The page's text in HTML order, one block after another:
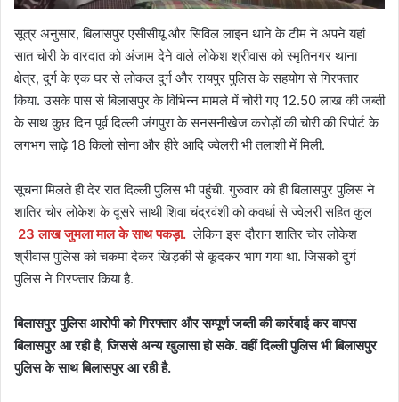
सूत्र अनुसार, बिलासपुर एसीसीयू और सिविल लाइन थाने के टीम ने अपने यहां
सात चोरी के वारदात को अंजाम देने वाले लोकेश श्रीवास को स्मृतिनगर थाना
क्षेत्र, दुर्ग के एक घर से लोकल दुर्ग और रायपुर पुलिस के सहयोग से गिरफ्तार
किया. उसके पास से बिलासपुर के विभिन्न मामले में चोरी गए 12.50 लाख की जब्ती
के साथ कुछ दिन पूर्व दिल्ली जंगपुरा के सनसनीखेज करोड़ों की चोरी की रिपोर्ट के
लगभग साढ़े 18 किलो सोना और हीरे आदि ज्वेलरी भी तलाशी में मिली.
सूचना मिलते ही देर रात दिल्ली पुलिस भी पहुंची. गुरुवार को ही बिलासपुर पुलिस ने
शातिर चोर लोकेश के दूसरे साथी शिवा चंद्रवंशी को कवर्धा से ज्वेलरी सहित कुल
23 लाख जुमला माल के साथ पकड़ा. लेकिन इस दौरान शातिर चोर लोकेश
श्रीवास पुलिस को चकमा देकर खिड़की से कूदकर भाग गया था. जिसको दुर्ग
पुलिस ने गिरफ्तार किया है.
बिलासपुर पुलिस आरोपी को गिरफ्तार और सम्पूर्ण जब्ती की कार्रवाई कर वापस
बिलासपुर आ रही है, जिससे अन्य खुलासा हो सके. वहीं दिल्ली पुलिस भी बिलासपुर
पुलिस के साथ बिलासपुर आ रही है.